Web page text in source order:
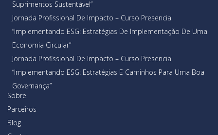
Suprimentos Sustentável”
Jornada Profissional De Impacto – Curso Presencial
“Implementando ESG: Estratégias De Implementação De Uma
Economia Circular”
Jornada Profissional De Impacto – Curso Presencial
“Implementando ESG: Estratégias E Caminhos Para Uma Boa
Governança”
Sobre
Parceiros
Blog